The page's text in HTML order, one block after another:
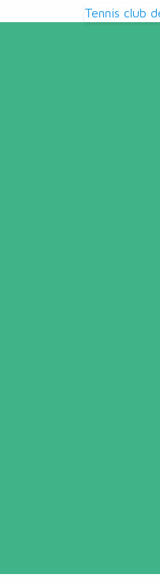
Tennis club